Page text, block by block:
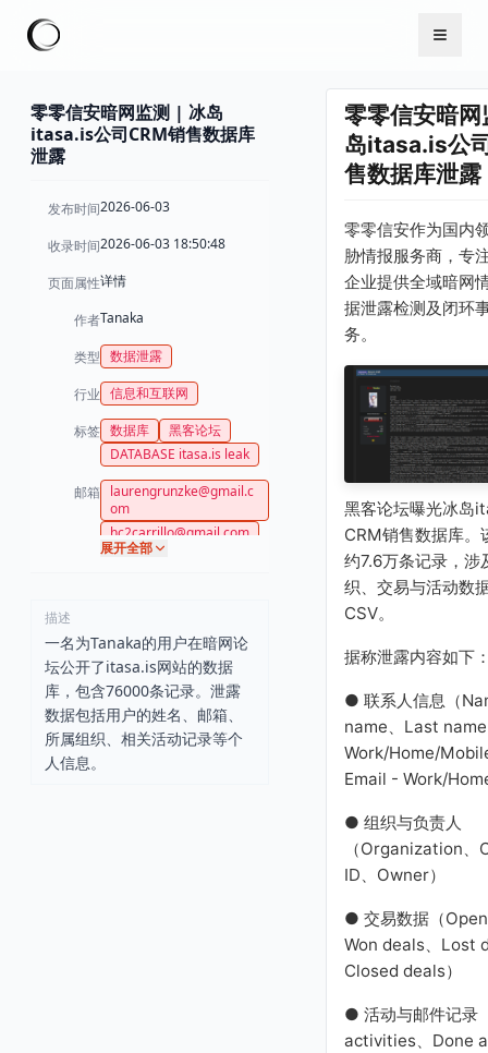
零零信安暗网监测 | 冰岛
itasa.is公司CRM销售数据库
泄露
发布时间2026-06-03
收录时间2026-06-03 18:50:48
页面属性详情
作者Tanaka
类型 数据泄露
行业 信息和互联网
标签 数据库
黑客论坛
DATABASE itasa.is leak
邮箱
laurengrunzke@gmail.c
om
hc2carrillo@gmail.com
jprat0530@gmail.com
展开全部
描述
一名为Tanaka的用户在暗网论
坛公开了itasa.is网站的数据
库，包含76000条记录。泄露
数据包括用户的姓名、邮箱、
所属组织、相关活动记录等个
人信息。
零零信安暗
岛itasa.is公
售数据库泄露
零零信安作为国内
胁情报服务商，专
企业提供全域暗网
据泄露检测及闭环
务。
黑客论坛曝光冰岛
CRM销售数据库。
约7.6万条记录，涉
织、交易与活动数
CSV。
据称泄露内容如下
● 联系人信息（
name、Last
Work/Home/
Email - Work/
● 组织与负责人
（Organization
ID、Owner）
● 交易数据（
Won deals、Lost
Closed deals）
● 活动与邮件记录
activities、Done